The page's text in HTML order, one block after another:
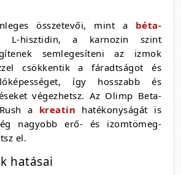
összetevői, mint a béta-
hisztidin, a karnozin szint
semlegesíteni az izmok
csökkentik a fáradtságot és
így hosszabb és
végezhetsz. Az Olimp Beta-
a kreatin hatékonyságát is
nagyobb erő- és izomtömeg-
el.
hatásai